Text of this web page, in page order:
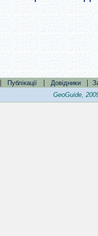
| Публікації | Довідники |
GeoGuide,